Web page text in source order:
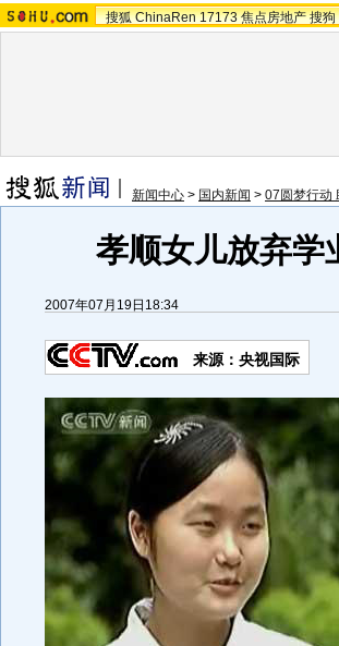
搜狐 ChinaRen 17173 焦点房地产 搜狗
新闻中心 > 国内新闻 > 07圆梦行动
孝顺女儿放弃学
2007年07月19日18:34
来源：央视国际